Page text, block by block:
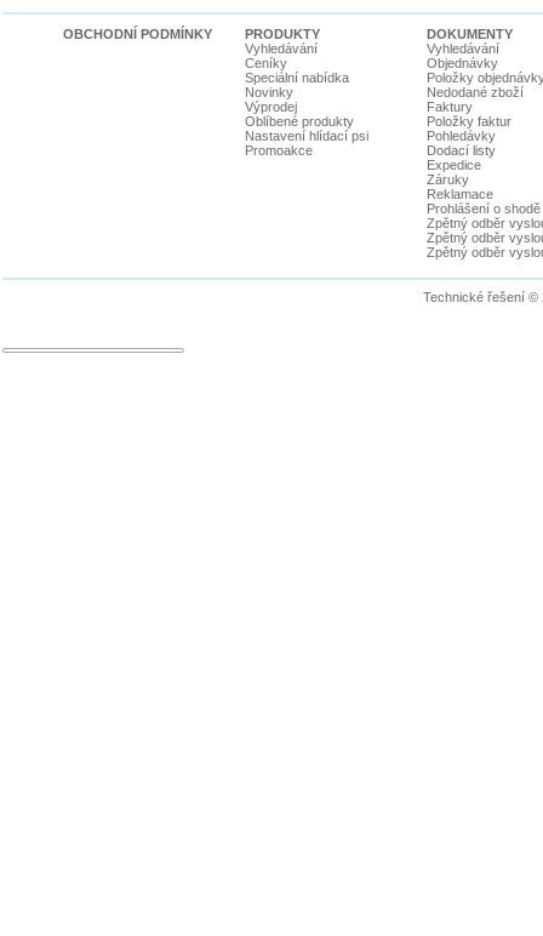
OBCHODNÍ PODMÍNKY
PRODUKTY
Vyhledávání
Ceníky
Speciální nabídka
Novinky
Výprodej
Oblíbené produkty
Nastavení hlídací psi
Promoakce
DOKUMENTY
Vyhledávání
Objednávky
Položky
Nedodané zboží
Faktury
Položky faktur
Pohledávky
Dodací listy
Expedice
Záruky
Reklamace
Prohlášení o shodě
Zpětný odběr
Zpětný odběr
Zpětný odběr
Technické řešení ©